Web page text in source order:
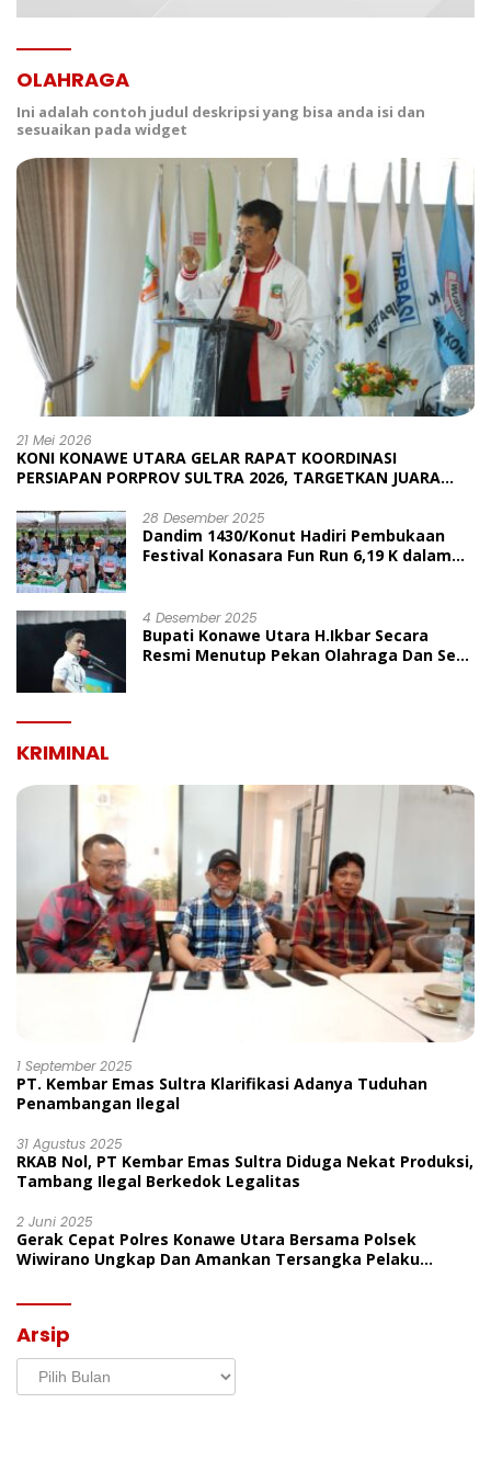
OLAHRAGA
Ini adalah contoh judul deskripsi yang bisa anda isi dan
sesuaikan pada widget
21 Mei 2026
KONI KONAWE UTARA GELAR RAPAT KOORDINASI
PERSIAPAN PORPROV SULTRA 2026, TARGETKAN JUARA
28 Desember 2025
Dandim 1430/Konut Hadiri Pembukaan
Festival Konasara Fun Run 6,19 K dalam
4 Desember 2025
Bupati Konawe Utara H.Ikbar Secara
Resmi Menutup Pekan Olahraga Dan Seni
KRIMINAL
1 September 2025
PT. Kembar Emas Sultra Klarifikasi Adanya Tuduhan
Penambangan Ilegal
31 Agustus 2025
RKAB Nol, PT Kembar Emas Sultra Diduga Nekat Produksi,
Tambang Ilegal Berkedok Legalitas
2 Juni 2025
Gerak Cepat Polres Konawe Utara Bersama Polsek
Wiwirano Ungkap Dan Amankan Tersangka Pelaku
Arsip
Arsip